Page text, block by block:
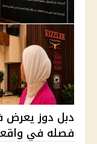
دبل دوز يعرض
فصله في